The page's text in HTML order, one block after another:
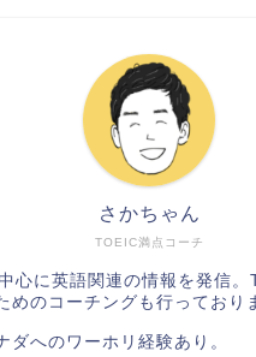
TOEIC満点コーチ
さかちゃん
心に英語関連の情報を発信。
めのコーチングも行っており
ダへのワーホリ経験あり。